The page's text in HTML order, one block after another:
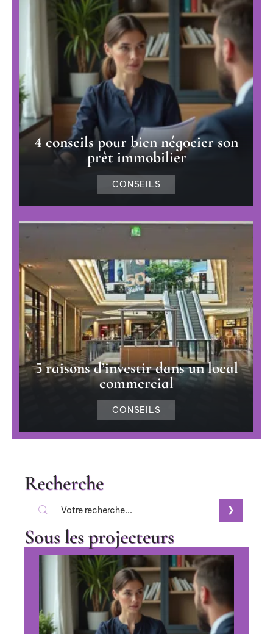
4 conseils pour bien négocier son
prêt immobilier
CONSEILS
5 raisons d’investir dans un local
commercial
CONSEILS
Recherche
Sous les projecteurs